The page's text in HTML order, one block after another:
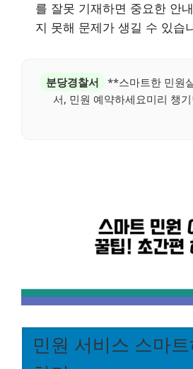
를 잘못 기재하면 중요한 안
지 못해 문제가 생길 수 있습
분당경찰서
**스마트한 민원
서, 민원 예약하세요미리 챙
민원 서비스 스마